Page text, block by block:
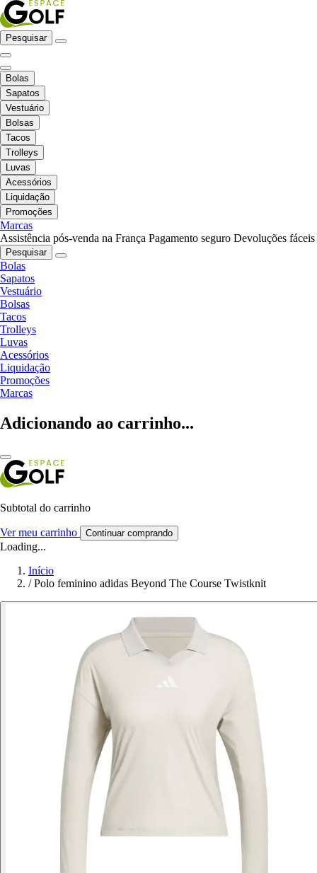
Pesquisar
Bolas
Sapatos
Vestuário
Bolsas
Tacos
Trolleys
Luvas
Acessórios
Liquidação
Promoções
Marcas
Assistência pós-venda na França Pagamento seguro Devoluções fáceis
Pesquisar
Bolas
Sapatos
Vestuário
Bolsas
Tacos
Trolleys
Luvas
Acessórios
Liquidação
Promoções
Marcas
Adicionando ao carrinho...
Subtotal do carrinho
Ver meu carrinho Continuar comprando
Loading...
Início
/ Polo feminino adidas Beyond The Course Twistknit